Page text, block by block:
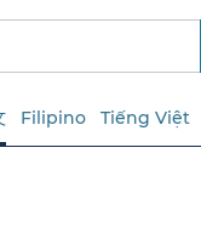
Filipino Tiếng Việt